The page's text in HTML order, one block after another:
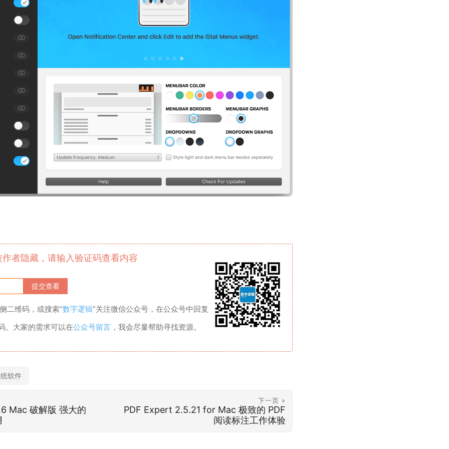
者隐藏，请输入验证码查看内容
二维码，或搜索“数字逻辑”关注微信公众号，在公众号中回复
。大家的需求可以在公众号留言 ，我会尽量帮助寻找资源。
软件
Mac 破解版 强大的
下一页 »
PDF Expert 2.5.21 for Mac 极致的 PDF
阅读标注工作体验